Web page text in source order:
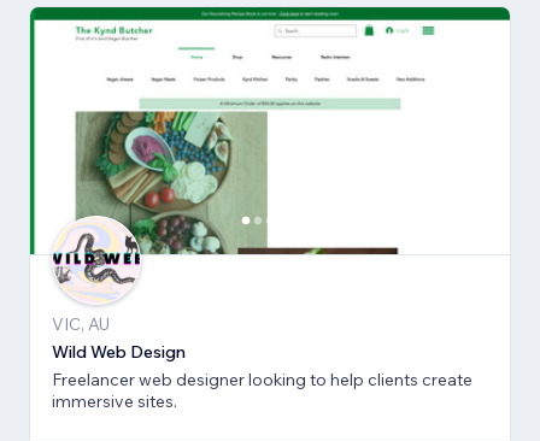
VIC, AU
Wild Web Design
Freelancer web designer looking to help clients create
immersive sites.